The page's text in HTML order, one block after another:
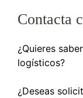
Contacta
¿Quieres
logísticos?
¿Deseas